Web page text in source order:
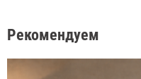
Рекомендуем